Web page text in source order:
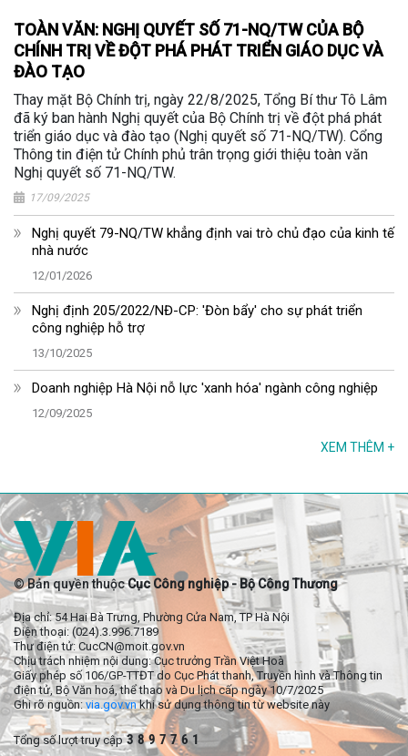
TOÀN VĂN: NGHỊ QUYẾT SỐ 71-NQ/TW CỦA BỘ
CHÍNH TRỊ VỀ ĐỘT PHÁ PHÁT TRIỂN GIÁO DỤC VÀ
ĐÀO TẠO
Thay mặt Bộ Chính trị, ngày 22/8/2025, Tổng Bí thư Tô Lâm
đã ký ban hành Nghị quyết của Bộ Chính trị về đột phá phát
triển giáo dục và đào tạo (Nghị quyết số 71-NQ/TW). Cổng
Thông tin điện tử Chính phủ trân trọng giới thiệu toàn văn
Nghị quyết số 71-NQ/TW.
17/09/2025
Nghị quyết 79-NQ/TW khẳng định vai trò chủ đạo của kinh tế
nhà nước
12/01/2026
Nghị định 205/2022/NĐ-CP: 'Đòn bẩy' cho sự phát triển
công nghiệp hỗ trợ
13/10/2025
Doanh nghiệp Hà Nội nỗ lực 'xanh hóa' ngành công nghiệp
12/09/2025
XEM THÊM +
© Bản quyền thuộcCục Công nghiệp - Bộ Công Thương
Địa chỉ: 54 Hai Bà Trưng, Phường Cửa Nam, TP Hà Nội
Điện thoại: (024).3.996.7189
Thư điện tử: CucCN@moit.gov.vn
Chịu trách nhiệm nội dung: Cục trưởng Trần Việt Hoà
Giấy phép số 106/GP-TTĐT do Cục Phát thanh, Truyền hình và Thông tin
điện tử, Bộ Văn hoá, thể thao và Du lịch cấp ngày 10/7/2025
Ghi rõ nguồn: via.gov.vnkhi sử dụng thông tin từ website này
Tổng số lượt truy cập 3 8 9 7 7 6 1